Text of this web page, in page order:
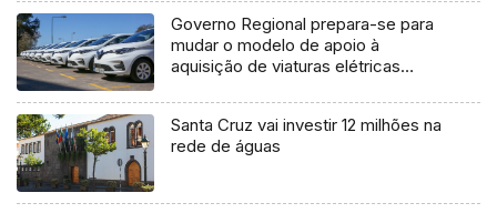
Governo Regional prepara-se para
mudar o modelo de apoio à
aquisição de viaturas elétricas
Santa Cruz vai investir 12 milhões na
rede de águas